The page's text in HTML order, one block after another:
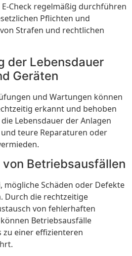
Check regelmäßig durchführen
Pflichten und
Strafen und rechtlichen
der Lebensdauer
Geräten
und Wartungen können
erkannt und behoben
Lebensdauer der Anlagen
teure Reparaturen oder
von Betriebsausfällen
mögliche Schäden oder Defekte
Durch die rechtzeitige
von fehlerhaften
Betriebsausfälle
einer effizienteren